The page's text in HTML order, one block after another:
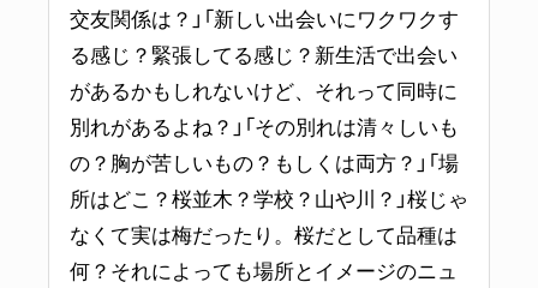
交友関係は？」「新しい出会いにワクワクす
る感じ？緊張してる感じ？新生活で出会い
があるかもしれないけど、それって同時に
別れがあるよね？」「その別れは清々しいも
の？胸が苦しいもの？もしくは両方？」「場
所はどこ？桜並木？学校？山や川？」桜じゃ
なくて実は梅だったり。桜だとして品種は
何？それによっても場所とイメージのニュ